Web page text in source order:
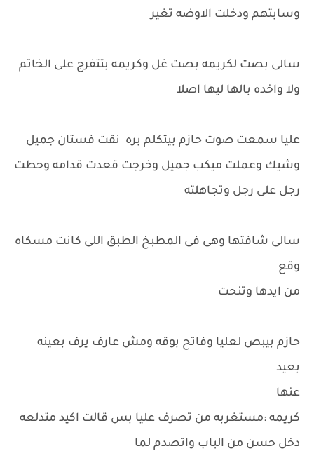
وسابتهم ودخلت الاوضه تغير
سالى بصت لكريمه بصت غل وكريمه بتتفرج على الخاتم
ولا واخده بالها ليها اصلا
عليا سمعت صوت حازم بيتكلم بره نقت فستان جميل
وشيك وعملت ميكب جميل وخرجت قعدت قدامه وحطت
رجل على رجل وتجاهلته
سالى شافتها وهى فى المطبخ الطبق اللى كانت مسكاه
وقع
من ايدها وتنحت
حازم بيبص لعليا وفاتح بوقه ومش عارف يرف بعينه
بعيد
عنها
كريمه :مستغربه من تصرف عليا بس قالت اكيد متدلعه
دخل حسن من الباب واتصدم لما